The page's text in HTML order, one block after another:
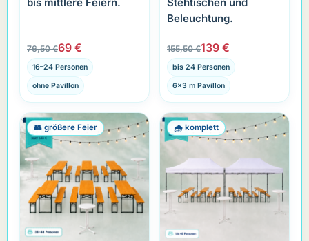
76,50 €69 €
16–24 Personen
ohne Pavillon
Beleuchtung.
155,50 €139 €
bis 24 Personen
6×3 m Pavillon
👥 größere Feier 🌧️ komplett